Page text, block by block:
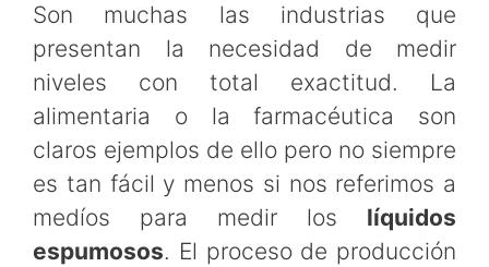
Son muchas las industrias que
presentan la necesidad de medir
niveles con total exactitud. La
alimentaria o la farmacéutica son
claros ejemplos de ello pero no siempre
es tan fácil y menos si nos referimos a
medíos para medir los líquidos
espumosos. El proceso de producción